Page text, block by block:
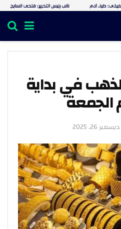
في بداية
الجمعة
ديسمبر 26, 2025